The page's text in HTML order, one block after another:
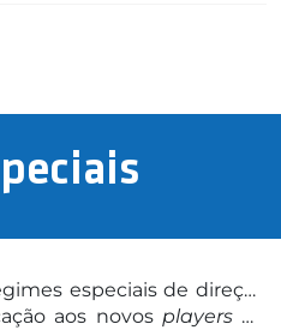
especiais de direção
aos novos playersdo